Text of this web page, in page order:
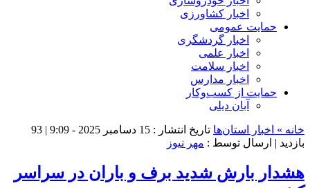
اخبار کشاورزی
حمایت عمومی
اخبار گردشگری
اخبار علمی
اخبار سلامت
اخبار مدارس
حمایت از کسب‌وکار
آبان دیلی
خانه » اخبار استان‌ها تاریخ انتشار : 15 دسامبر 2025 - 9:09 |
93
بازدید | ارسال توسط : مهر نیوز
هشدار بارش شدید برف و باران در سراسر